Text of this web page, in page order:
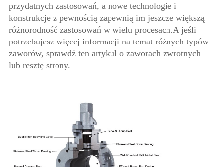
przydatnych zastosowań, a nowe technologie i
konstrukcje z pewnością zapewnią im jeszcze większą
różnorodność zastosowań w wielu procesach.A jeśli
potrzebujesz więcej informacji na temat różnych typów
zaworów, sprawdź ten artykuł o zaworach zwrotnych
lub resztę strony.